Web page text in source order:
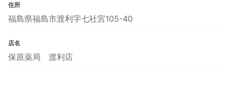
住所
福島県福島市渡利字七社宮105-40
店名
保原薬局 渡利店